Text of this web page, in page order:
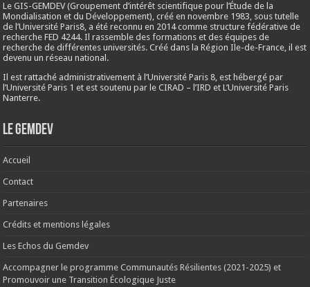
Le GIS-GEMDEV (Groupement d’intérêt scientifique pour l’Étude de la
Mondialisation et du Développement), créé ennovembre 1983, sous tutelle
de l’Université Paris8, a été reconnu en 2014 comme structure fédérative de
recherche FED 4244. Il rassemble des formations et des équipes de
recherche de différentes universités. Créé dans la Région Ile-de-France, il est
devenu un réseau national.
Il est rattaché administrativement à l’Université Paris 8, est hébergé par
l’Université Paris 1 et est soutenu par le CIRAD – l’IRD et L’Université Paris
Nanterre.
Le Gemdev
Accueil
Contact
Partenaires
Crédits et mentions légales
Les Echos du Gemdev
Accompagner le programme Communautés Résilientes (2021-2025) et
Promouvoir une Transition Écologique Juste